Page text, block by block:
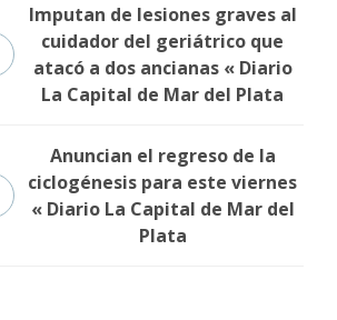
Imputan de lesiones graves al
cuidador del geriátrico que
atacó a dos ancianas « Diario
La Capital de Mar del Plata
Anuncian el regreso de la
ciclogénesis para este viernes
« Diario La Capital de Mar del
Plata